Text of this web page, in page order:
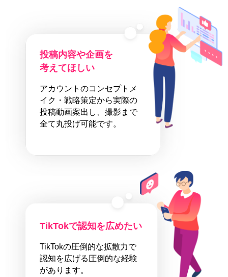
投稿内容や企画を
考えてほしい
アカウントのコンセプトメ
イク・戦略策定から実際の
投稿動画案出し、撮影まで
全て丸投げ可能です。
TikTokで認知を広めたい
TikTokの圧倒的な拡散力で
認知を広げる圧倒的な経験
があります。